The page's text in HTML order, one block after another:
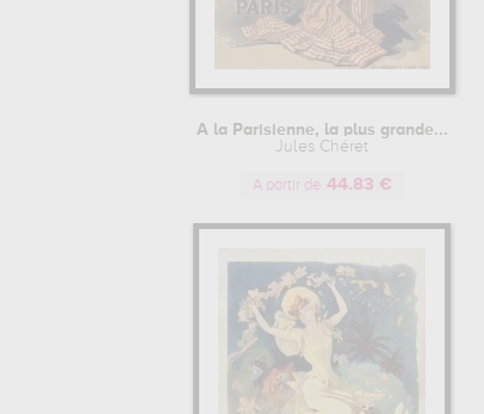
A la Parisienne, la plus grande...
Jules Chéret
A partir de 44.83 €